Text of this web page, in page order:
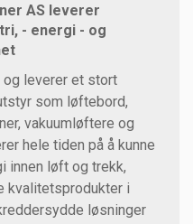
AS leverer
- energi - og
leverer et stort
som løftebord,
vakuumløftere og
hele tiden på å kunne
innen løft og trekk,
kvalitetsprodukter i
løsninger